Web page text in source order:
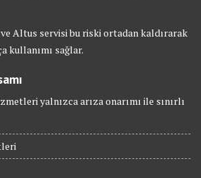
Altus servisi bu riski ortadan kaldırarak
kullanımı sağlar.
yalnızca arıza onarımı ile sınırlı